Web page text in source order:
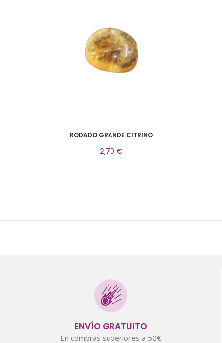
RODADO GRANDE CITRINO
2,70 €
ENVÍO GRATUITO
En compras superiores a 50€